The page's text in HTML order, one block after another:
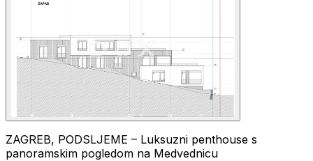
ZAGREB, PODSLJEME – Luksuzni penthouse s
panoramskim pogledom na Medvednicu